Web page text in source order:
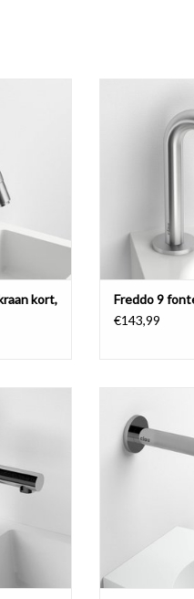
kort,
TOEVOEGEN
Freddo 9
€143,99
TOEVOEGEN